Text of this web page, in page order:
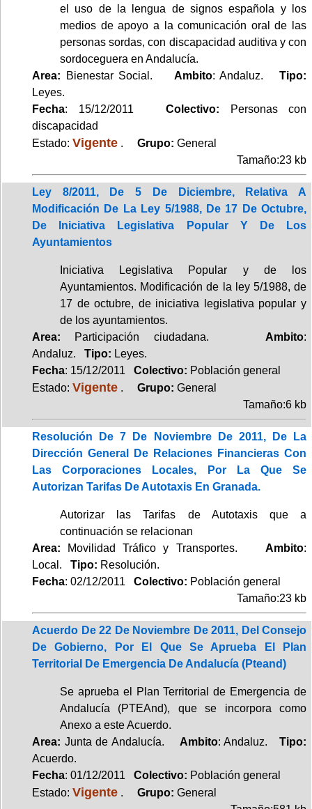
el uso de la lengua de signos española y los
medios de apoyo a la comunicación oral de las
personas sordas, con discapacidad auditiva y con
sordoceguera en Andalucía.
Area: Bienestar Social. Ambito: Andaluz.Tipo:
Leyes.
Fecha: 15/12/2011 Colectivo:
Personas con
discapacidad
Estado: Vigente . Grupo: General
Tamaño:23 kb
Ley 8/2011, De 5 De Diciembre, Relativa A
Modificación De La Ley 5/1988, De 17 De Octubre,
De Iniciativa Legislativa Popular Y De Los
Ayuntamientos
Iniciativa Legislativa Popular y de los
Ayuntamientos. Modificación de la ley 5/1988, de
17 de octubre, de iniciativa legislativa popular y
de los ayuntamientos.
Area: Participación ciudadana. Ambito:
Andaluz. Tipo: Leyes.
Fecha: 15/12/2011 Colectivo: Población general
Estado: Vigente . Grupo: General
Tamaño:6 kb
Resolución De 7 De Noviembre De 2011, De La
Dirección General De Relaciones Financieras Con
Las Corporaciones Locales, Por La Que Se
Autorizan Tarifas De Autotaxis En Granada.
Autorizar las Tarifas de Autotaxis que a
continuación se relacionan
Area: Movilidad Tráfico y Transportes. Ambito:
Local. Tipo: Resolución.
Fecha: 02/12/2011 Colectivo: Población general
Tamaño:23 kb
Acuerdo De 22 De Noviembre De 2011, Del Consejo
De Gobierno, Por El Que Se Aprueba El Plan
Territorial De Emergencia De Andalucía (Pteand)
Se aprueba el Plan Territorial de Emergencia de
Andalucía (PTEAnd), que se incorpora como
Anexo a este Acuerdo.
Area: Junta de Andalucía. Ambito: Andaluz.Tipo:
Acuerdo.
Fecha: 01/12/2011 Colectivo: Población general
Estado: Vigente . Grupo: General